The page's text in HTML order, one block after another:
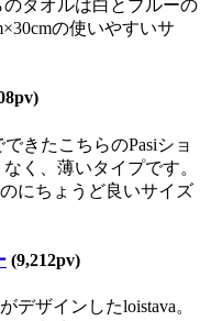
タオルは白とブルーの
の使いやすいサ
きたこちらのPasiショ
く、薄いタイプです。
にちょうど良いサイズ
(9,212pv)
デザインしたloistava。